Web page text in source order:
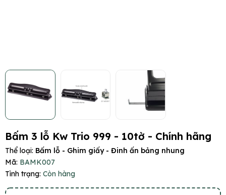
Bấm 3 lỗ Kw Trio 999 - 10tờ - Chính hãng
Thể loại: Bấm lỗ - Ghim giấy - Đinh ấn bảng nhung
Mã: BAMK007
Tình trạng: Còn hàng